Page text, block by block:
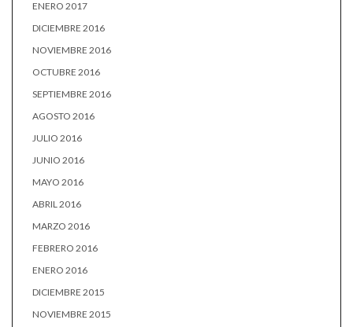
ENERO 2017
DICIEMBRE 2016
NOVIEMBRE 2016
OCTUBRE 2016
SEPTIEMBRE 2016
AGOSTO 2016
JULIO 2016
JUNIO 2016
MAYO 2016
ABRIL 2016
MARZO 2016
FEBRERO 2016
ENERO 2016
DICIEMBRE 2015
NOVIEMBRE 2015